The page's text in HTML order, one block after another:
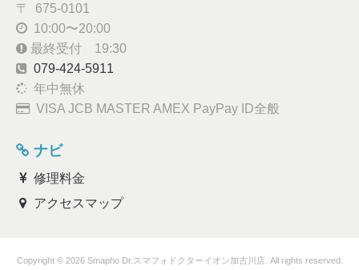
〒 675-0101
10:00〜20:00
最終受付 19:30
079-424-5911
年中無休
VISA JCB MASTER AMEX PayPay ID全般
ナビ
修理料金
アクセスマップ
Copyright © 2026 Smapho Dr.スマフォドクターイオン加古川店. All rights reserved.